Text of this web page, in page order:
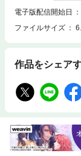
電子版配信開始日
ファイルサイズ
作品をシェア